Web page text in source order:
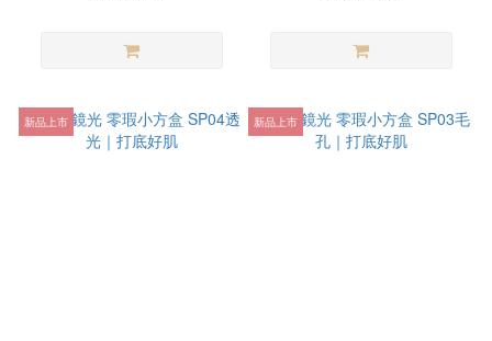
新品上市 新品上市